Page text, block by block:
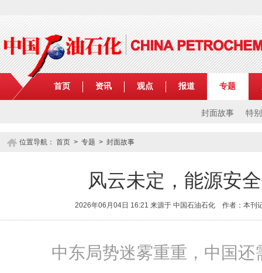
首页 资讯 观点 报道 专题
封面故事 特
位置导航： 首页 > 专题 > 封面故事
风云未定，能源安
2026年06月04日 16:21 来源于 中国石油石化 作者：本
中东局势迷雾重重，中国